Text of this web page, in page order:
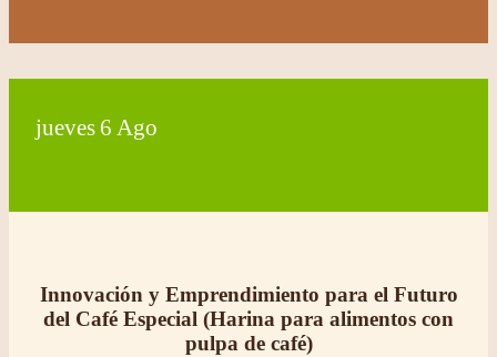
jueves 6 Ago
Innovación y Emprendimiento para el Futuro
del Café Especial (Harina para alimentos con
pulpa de café)